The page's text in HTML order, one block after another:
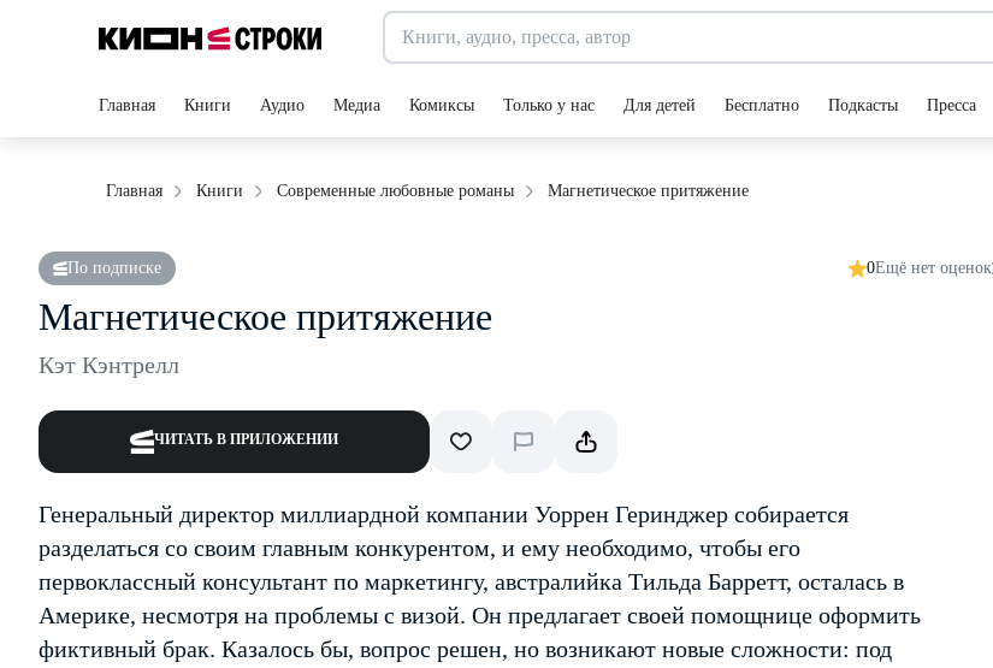
Главная Книги Аудио Медиа Комиксы Только у нас Для детей Бесплатно Подкасты Пресса
Главная Книги Современные любовные романы Магнетическое притяжение
По подписке 0Ещё нет оценок
Магнетическое притяжение
Кэт Кэнтрелл
ЧИТАТЬ В ПРИЛОЖЕНИИ
Генеральный директор миллиардной компании Уоррен Геринджер собирается
разделаться со своим главным конкурентом, и ему необходимо, чтобы его
первоклассный консультант по маркетингу, австралийка Тильда Барретт, осталась в
Америке, несмотря на проблемы с визой. Он предлагает своей помощнице оформить
фиктивный брак. Казалось бы, вопрос решен, но возникают новые сложности: под